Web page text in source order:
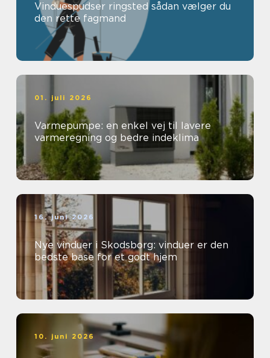
Vinduespudser ringsted sådan vælger du
den rette fagmand
01. juli 2026
Varmepumpe: en enkel vej til lavere
varmeregning og bedre indeklima
16. juni 2026
Nye vinduer i Skodsborg: vinduer er den
bedste base for et godt hjem
10. juni 2026